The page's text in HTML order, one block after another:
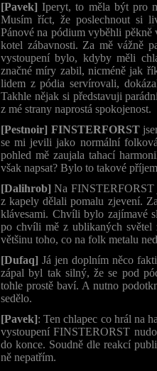
[Pavek] Iperyt, to měla být pro
Musím říct, že poslechnout si
Pánové na pódium vyběhli
kotel zábavnosti. Za mě vážně
vystoupení bylo, kdyby měli
značné míry zabil, nicméně jak
lidem z pódia servírovali,
Takhle nějak si představuji
z mé strany naprostá spokojenost.
[Pestnoir] FINSTERFORST
se mi jevili jako normální
pohled mě zaujala tahací
však napsat? Bylo to takové
[Dalihrob] Na FINSTERFORST
z kapely dělali pomalu zjevení.
klávesami. Chvíli bylo zajímavé
po chvíli mě z ublikaných světel
většinu toho, co na folk metalu
[Dufaq] Já jen doplním něco
zápal byl tak silný, že se pod
tohle prostě baví. A nutno
sedělo.
[Pavek]: Ten chlapec co hrál na
vystoupení FINSTERORST
do konce. Soudně dle reakcí
ně nepatřím.